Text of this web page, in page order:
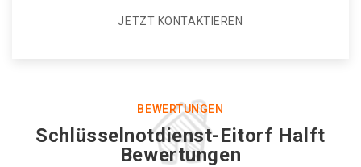
JETZT KONTAKTIEREN
BEWERTUNGEN
Schlüsselnotdienst-Eitorf Halft
Bewertungen